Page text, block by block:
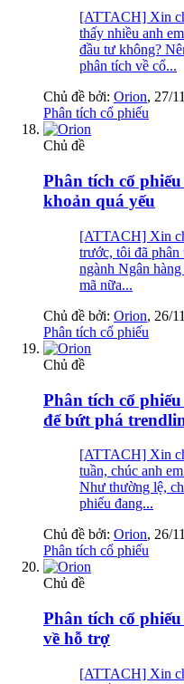
[ATTACH] Xin
thấy nhiều anh
đầu tư không?
phân tích về cổ...
Chủ đề bởi: Orion, 27/
Phân tích cổ phiếu
Chủ đề
Phân tích cổ
khoản quá yếu
[ATTACH] Xin
trước, tôi đã
ngành Ngân
mã nữa...
Chủ đề bởi: Orion, 26/
Phân tích cổ phiếu
Chủ đề
Phân tích cổ
để bứt phá
[ATTACH] Xin
tuần, chúc anh
Như thường lệ,
phiếu đang...
Chủ đề bởi: Orion, 26/
Phân tích cổ phiếu
Chủ đề
Phân tích cổ
về hỗ trợ
[ATTACH] Xin